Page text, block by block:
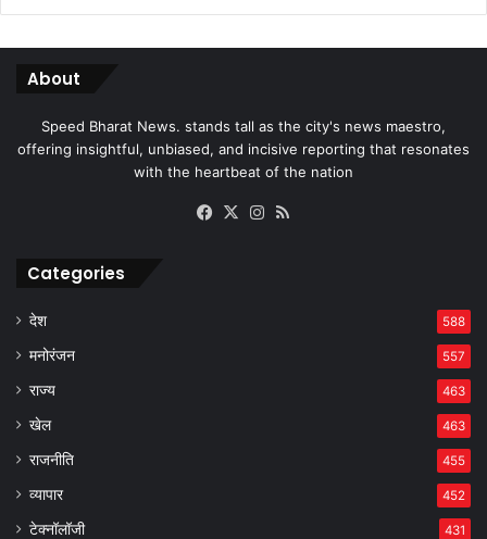
About
Speed Bharat News. stands tall as the city's news maestro,
offering insightful, unbiased, and incisive reporting that resonates
with the heartbeat of the nation
Facebook
X Instagram
Categories
देश 588
मनोरंजन 557
राज्य 463
खेल 463
राजनीति 455
व्यापार 452
टेक्नॉलॉजी 431